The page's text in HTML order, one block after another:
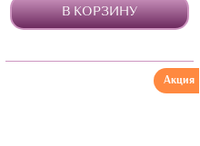
В КОРЗИНУ
Акция